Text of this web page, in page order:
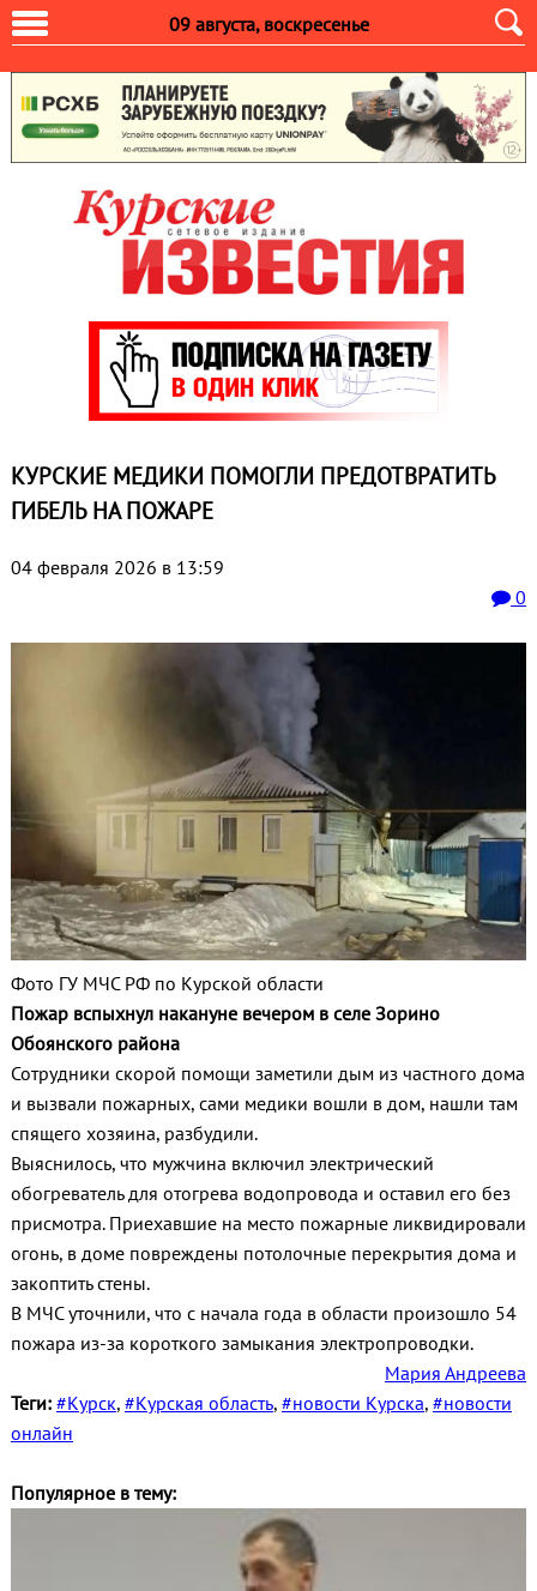
09 августа, воскресенье
КУРСКИЕ МЕДИКИ ПОМОГЛИ ПРЕДОТВРАТИТЬ
ГИБЕЛЬ НА ПОЖАРЕ
04 февраля 2026 в 13:59
0
Фото ГУ МЧС РФ по Курской области
Пожар вспыхнул накануне вечером в селе Зорино
Обоянского района
Сотрудники скорой помощи заметили дым из частного дома
и вызвали пожарных, сами медики вошли в дом, нашли там
спящего хозяина, разбудили.
Выяснилось, что мужчина включил электрический
обогреватель для отогрева водопровода и оставил его без
присмотра. Приехавшие на место пожарные ликвидировали
огонь, в доме повреждены потолочные перекрытия дома и
закоптить стены.
В МЧС уточнили, что с начала года в области произошло 54
пожара из-за короткого замыкания электропроводки.
Мария Андреева
Теги: #Курск, #Курская область, #новости Курска, #новости
онлайн
Популярное в тему: